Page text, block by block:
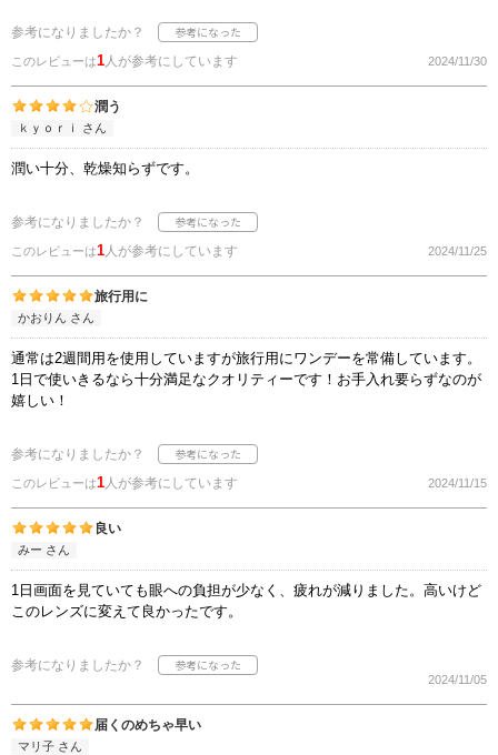
参考になりましたか？
このレビューは1人が参考にしています 2024/11/30
潤う
ｋｙｏｒｉ さん
潤い十分、乾燥知らずです。
参考になりましたか？
このレビューは1人が参考にしています 2024/11/25
旅行用に
かおりん さん
通常は2週間用を使用していますが旅行用にワンデーを常備しています。
1日で使いきるなら十分満足なクオリティーです！お手入れ要らずなのが
嬉しい！
参考になりましたか？
このレビューは1人が参考にしています 2024/11/15
良い
みー さん
1日画面を見ていても眼への負担が少なく、疲れが減りました。高いけど
このレンズに変えて良かったです。
参考になりましたか？
2024/11/05
届くのめちゃ早い
マリ子 さん